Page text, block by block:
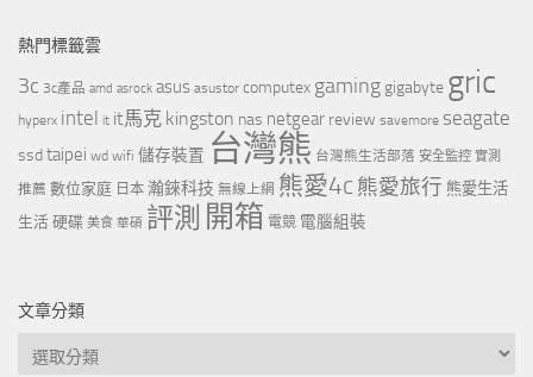
熱門標籤雲
3c 3c產品 amd asrock asus asustor computex gaming gigabyte gric
hyperx intel it it馬克 kingston nas netgear review savemore seagate
ssdtaipei wd wifi 儲存裝置 台灣熊 台灣熊生活部落 安全監控 實測
推薦 數位家庭 日本 瀚錸科技 無線上網 熊愛4c 熊愛旅行 熊愛生活
生活 硬碟 美食 華碩 評測 開箱 電競 電腦組裝
文章分類
文